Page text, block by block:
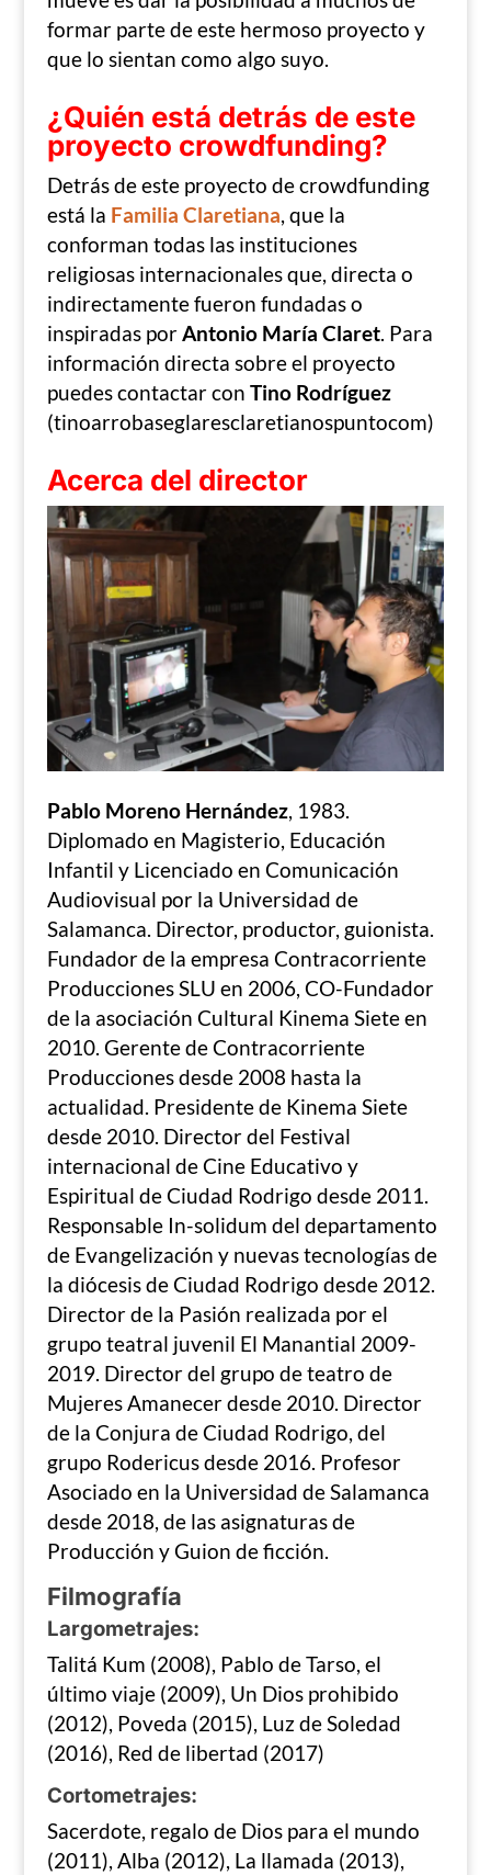
formar parte de este hermoso proyecto y
que lo sientan como algo suyo.
¿Quién está detrás de este
proyecto crowdfunding?
Detrás de este proyecto de crowdfunding
está la Familia Claretiana, que la
conforman todas las instituciones
religiosas internacionales que, directa o
indirectamente fueron fundadas o
inspiradas porAntonio María Claret. Para
información directa sobre el proyecto
puedes contactar con Tino Rodríguez
(tinoarrobaseglaresclaretianospuntocom)
Acerca del director
Pablo Moreno Hernández, 1983.
Diplomado en Magisterio, Educación
Infantil y Licenciado en Comunicación
Audiovisual por la Universidad de
Salamanca. Director, productor, guionista.
Fundador de la empresa Contracorriente
Producciones SLU en 2006, CO-Fundador
de la asociación Cultural Kinema Siete en
2010. Gerente de Contracorriente
Producciones desde 2008 hasta la
actualidad. Presidente de Kinema Siete
desde 2010. Director del Festival
internacional de Cine Educativo y
Espiritual de Ciudad Rodrigo desde 2011.
Responsable In-solidum del departamento
de Evangelización y nuevas tecnologías de
la diócesis de Ciudad Rodrigo desde 2012.
Director de la Pasión realizada por el
grupo teatral juvenil El Manantial 2009-
2019. Director del grupo de teatro de
Mujeres Amanecer desde 2010. Director
de la Conjura de Ciudad Rodrigo, del
grupo Rodericus desde 2016. Profesor
Asociado en la Universidad de Salamanca
desde 2018, de las asignaturas de
Producción y Guion de ficción.
Filmografía
Largometrajes:
Talitá Kum (2008), Pablo de Tarso, el
último viaje (2009), Un Dios prohibido
(2012), Poveda (2015), Luz de Soledad
(2016), Red de libertad (2017)
Cortometrajes:
Sacerdote, regalo de Dios para el mundo
(2011), Alba (2012), La llamada (2013),